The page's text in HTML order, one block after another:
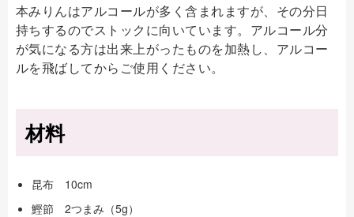
本みりんはアルコールが多く含まれますが、その分日
持ちするのでストックに向いています。アルコール分
が気になる方は出来上がったものを加熱し、アルコー
ルを飛ばしてからご使用ください。
材料
昆布 10cm
鰹節 2つまみ（5g）